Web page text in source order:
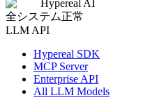
Hypereal AI
全システム正常
LLM API
Hypereal SDK
MCP Server
Enterprise API
All LLM Models